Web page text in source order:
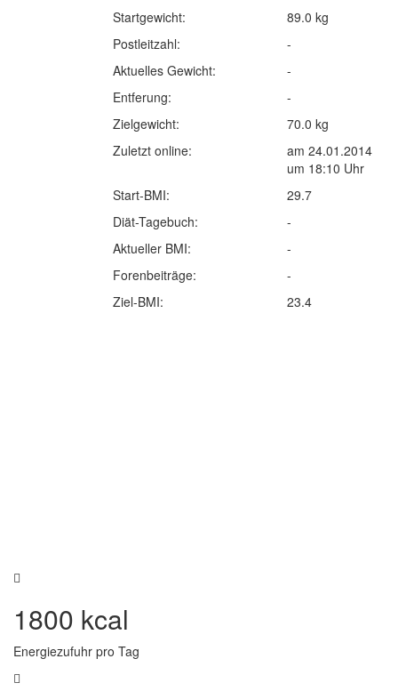
Startgewicht:
89.0 kg
Postleitzahl:
-
Aktuelles Gewicht:
-
Entferung:
-
Zielgewicht:
70.0 kg
Zuletzt online:
am 24.01.2014
um 18:10 Uhr
Start-BMI:
29.7
Diät-Tagebuch:
-
Aktueller BMI:
-
Forenbeiträge:
-
Ziel-BMI:
23.4
1800 kcal
Energiezufuhr pro Tag